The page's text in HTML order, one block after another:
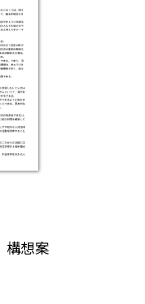
構想案